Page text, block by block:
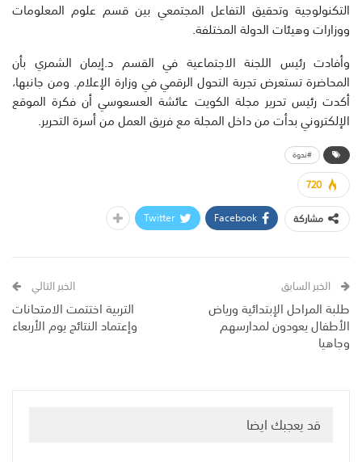
التكنولوجية وتحقيق التفاعل المجتمعي بين قسم علوم المعلومات
ووزارات وهيئات الدولة المختلفة.
وأفادت رئيس اللجنة الاجتماعية في القسم د.إيمان الشمري بأن
المحاضرة تستعرض تجربة التحول الرقمي في وزارة الإعلام. ومن جانبها،
أكدت رئيس تحرير مجلة الكويت عائشة العسعوسي أن فكرة الموقع
الإلكتروني بدأت من داخل المجلة مع فريق العمل من أسرة التحرير.
#ندوة
720
مشاركة
Facebook
Twitter
الخبر السابق
طلبة المراحل الإبتدائية ورياض
الأطفال يعودون لمدارسهم
وجاهيا
الخبر التالي
التربية اختتمت الامتحانات
وإعتماد النتائج يوم الأربعاء
قد يعجبك ايضا